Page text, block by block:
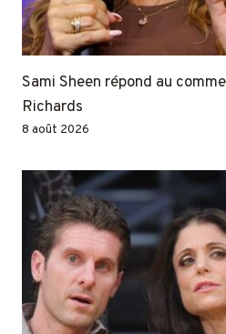
Sami Sheen répond au
Richards
8 août 2026